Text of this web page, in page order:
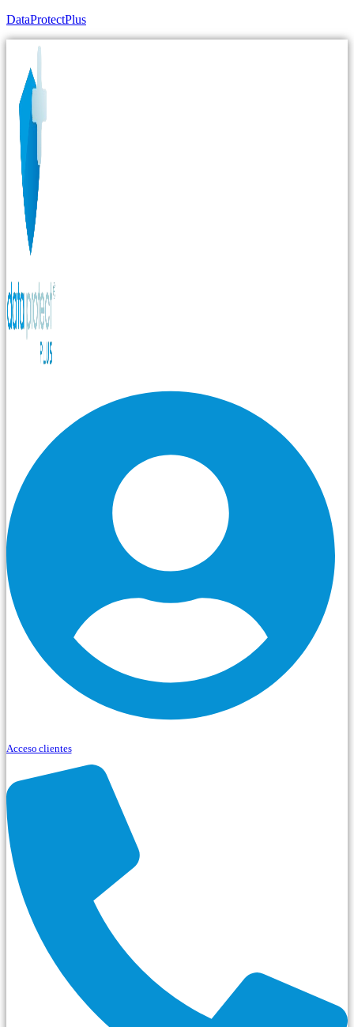
DataProtectPlus
Acceso clientes